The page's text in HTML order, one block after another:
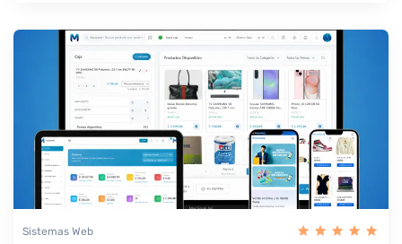
Sistemas Web